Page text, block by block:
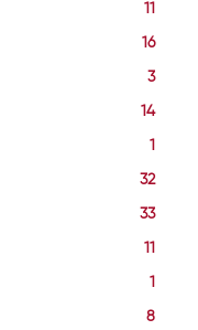
11
16
3
14
1
32
33
11
1
8